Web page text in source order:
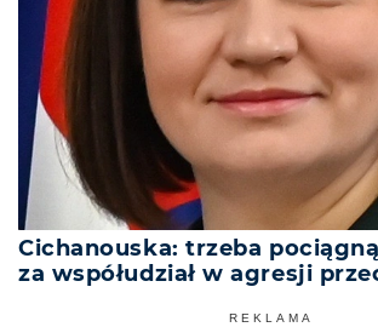
Cichanouska: trzeba
za współudział w agresji
REKLAMA